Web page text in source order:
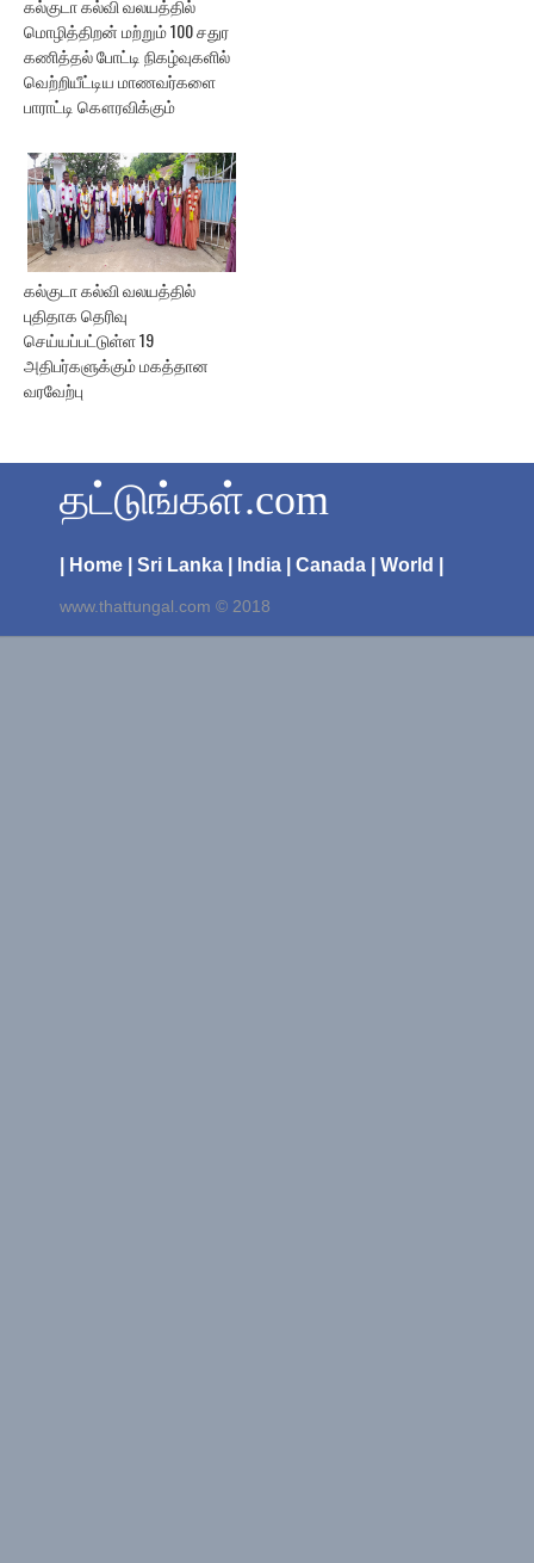
கல்குடா கல்வி வலயத்தில்
மொழித்திறன் மற்றும் 100 சதுர
கணித்தல் போட்டி நிகழ்வுகளில்
வெற்றியீட்டிய மாணவர்களை
பாராட்டி கௌரவிக்கும்
கல்குடா கல்வி வலயத்தில்
புதிதாக தெரிவு
செய்யப்பட்டுள்ள 19
அதிபர்களுக்கும் மகத்தான
வரவேற்பு
தட்டுங்கள்.com
| Home | Sri Lanka | India | Canada | World |
www.thattungal.com © 2018